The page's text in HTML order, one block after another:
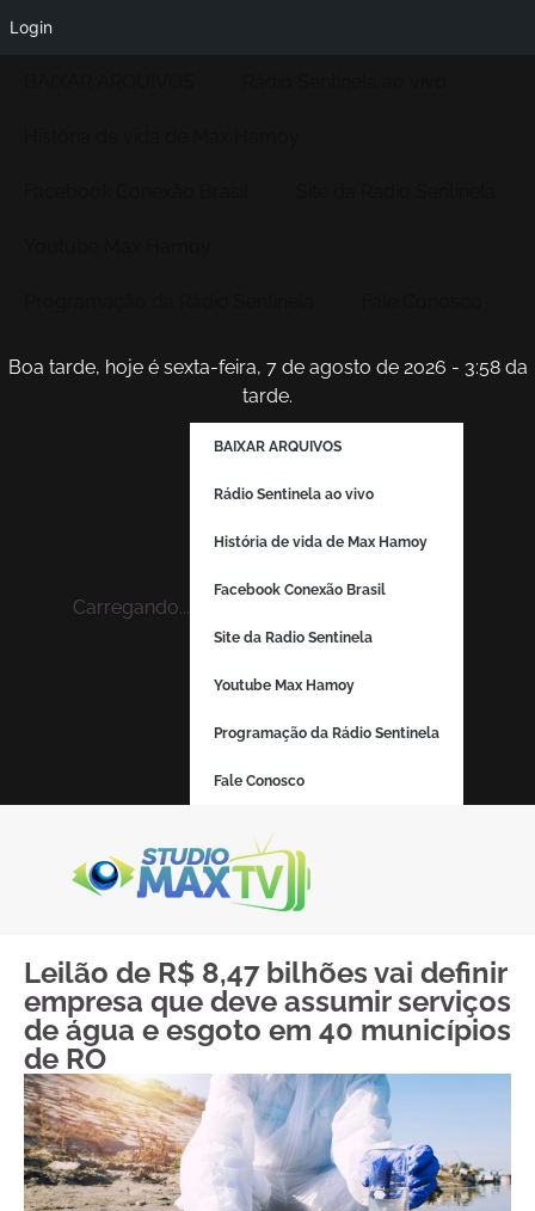
Boa tarde, hoje é sexta-feira, 7 de agosto de 2026 - 3:58 da
tarde.
Carregando...
BAIXAR ARQUIVOS
Rádio Sentinela ao vivo
História de vida de Max Hamoy
Facebook Conexão Brasil
Site da Radio Sentinela
Youtube Max Hamoy
Programação da Rádio Sentinela
Fale Conosco
Leilão de R$ 8,47 bilhões vai definir
empresa que deve assumir serviços
de água e esgoto em 40 municípios
de RO
Login